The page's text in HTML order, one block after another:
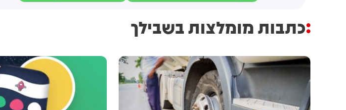
כתבות מומלצות בשבילך